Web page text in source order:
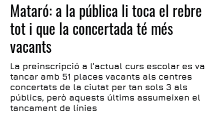
Mataró: a la pública li toca el rebre
tot i que la concertada té més
vacants
La preinscripció a l’actual curs escolar es va
tancar amb 51 places vacants als centres
concertats de la ciutat per tan sols 3 als
públics, però aquests últims assumeixen el
tancament de línies